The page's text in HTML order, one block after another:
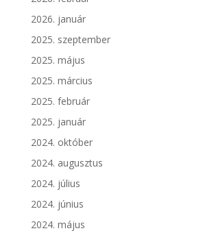
2026. január
2025. szeptember
2025. május
2025. március
2025. február
2025. január
2024. október
2024. augusztus
2024. július
2024. június
2024. május